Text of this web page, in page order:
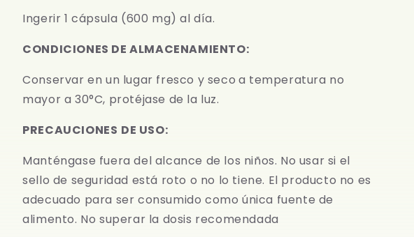
Ingerir 1 cápsula (600 mg) al día.
CONDICIONES DE ALMACENAMIENTO:
Conservar en un lugar fresco y seco a temperatura no
mayor a 30°C, protéjase de la luz.
PRECAUCIONES DE USO:
Manténgase fuera del alcance de los niños. No usar si el
sello de seguridad está roto o no lo tiene. El producto no es
adecuado para ser consumido como única fuente de
alimento. No superar la dosis recomendada